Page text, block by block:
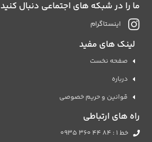
ما را در شبکه های اجتماعی دنبال کنید
اینستاگرام
لینک های مفید
صفحه نخست
درباره
قوانین و حریم خصوصی
راه های ارتباطی
خط 1 : 84 44 360 0935